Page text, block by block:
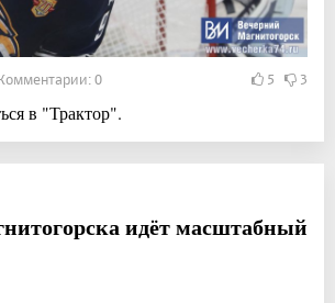
0 5 3
в "Трактор".
идёт масштабный